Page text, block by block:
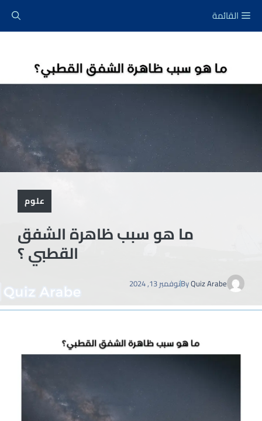
القائمة
علوم
ما هو سبب ظاهرة الشفق
القطبي ؟
ByQuiz Arabe نوفمبر 13, 2024